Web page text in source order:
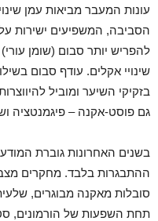
עונות המעבר מביאות עמן
הסביבה, המשפיעים ישירות
להפריש יותר סבום (שומן
שינויי אקלים. עודף סבום
בזקיקי השיער ומוביל
גם פוסט-אקנה – פיגמנטציה
בשנים האחרונות גוברת
סובלות מאקנה מבוגרים,
תחת השפעות של הורמונים,